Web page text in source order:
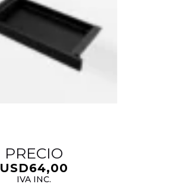
PRECIO
USD64,00
IVA INC.